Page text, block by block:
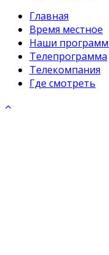
Главная
Время местное
Наши
Телепрограмма
Телекомпания
Где смотреть